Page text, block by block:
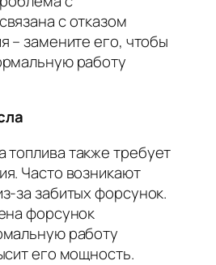
с отказом
– замените его, чтобы
работу
топливатакже требует
Часто возникают
за забитых форсунок.
форсунок
работу
его мощность.